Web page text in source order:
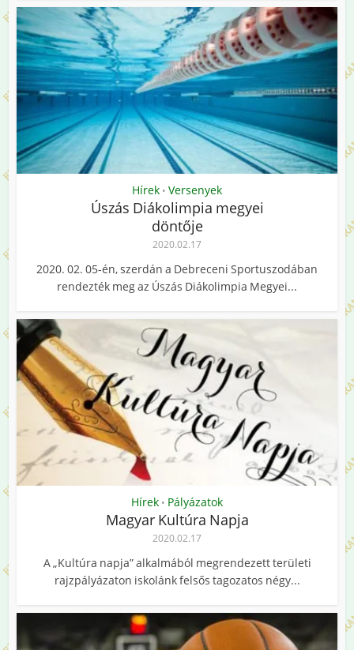
Hírek • Versenyek
Úszás Diákolimpia megyei
döntője
2020.02.17
2020. 02. 05-én, szerdán a Debreceni Sportuszodában
rendezték meg az Úszás Diákolimpia Megyei...
Hírek • Pályázatok
Magyar Kultúra Napja
2020.02.17
A „Kultúra napja” alkalmából megrendezett területi
rajzpályázaton iskolánk felsős tagozatos négy...